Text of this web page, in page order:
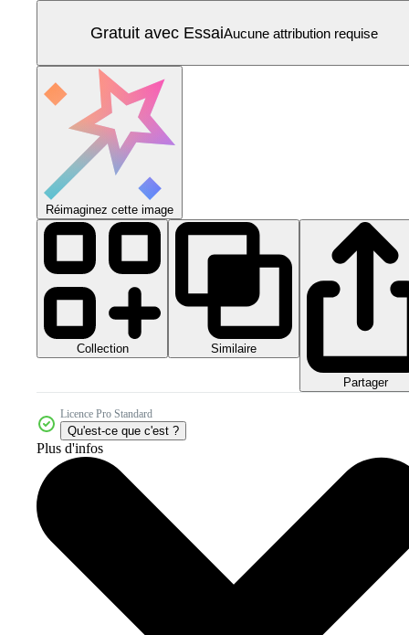
Gratuit avec EssaiAucune attribution requise
Réimaginez cette image
Collection Similaire
Partager
Licence Pro Standard
Qu'est-ce que c'est ?
Plus d'infos